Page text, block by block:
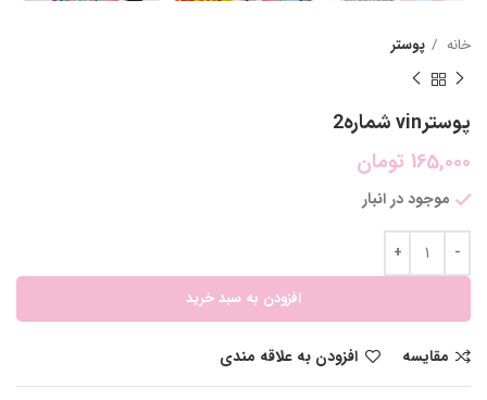
خانه پوستر
پوسترvin شماره2
165,000 تومان
موجود در انبار
افزودن به سبد خرید
مقایسه افزودن به علاقه مندی